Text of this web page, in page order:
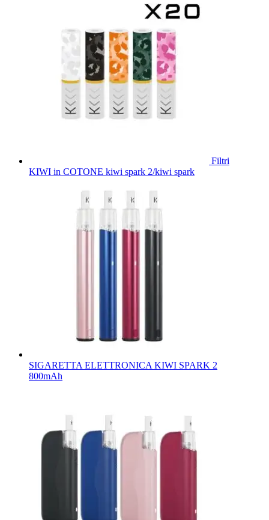
Filtri
KIWI in COTONE kiwi spark 2/kiwi spark
SIGARETTA ELETTRONICA KIWI SPARK 2
800mAh